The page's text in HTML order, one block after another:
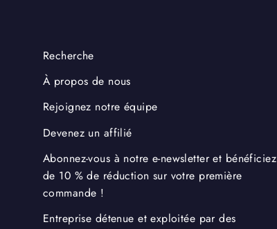
Recherche
À propos de nous
Rejoignez notre équipe
Devenez un affilié
Abonnez-vous à notre e-newsletter et bénéficiez
de 10 % de réduction sur votre première
commande !
Entreprise détenue et exploitée par des